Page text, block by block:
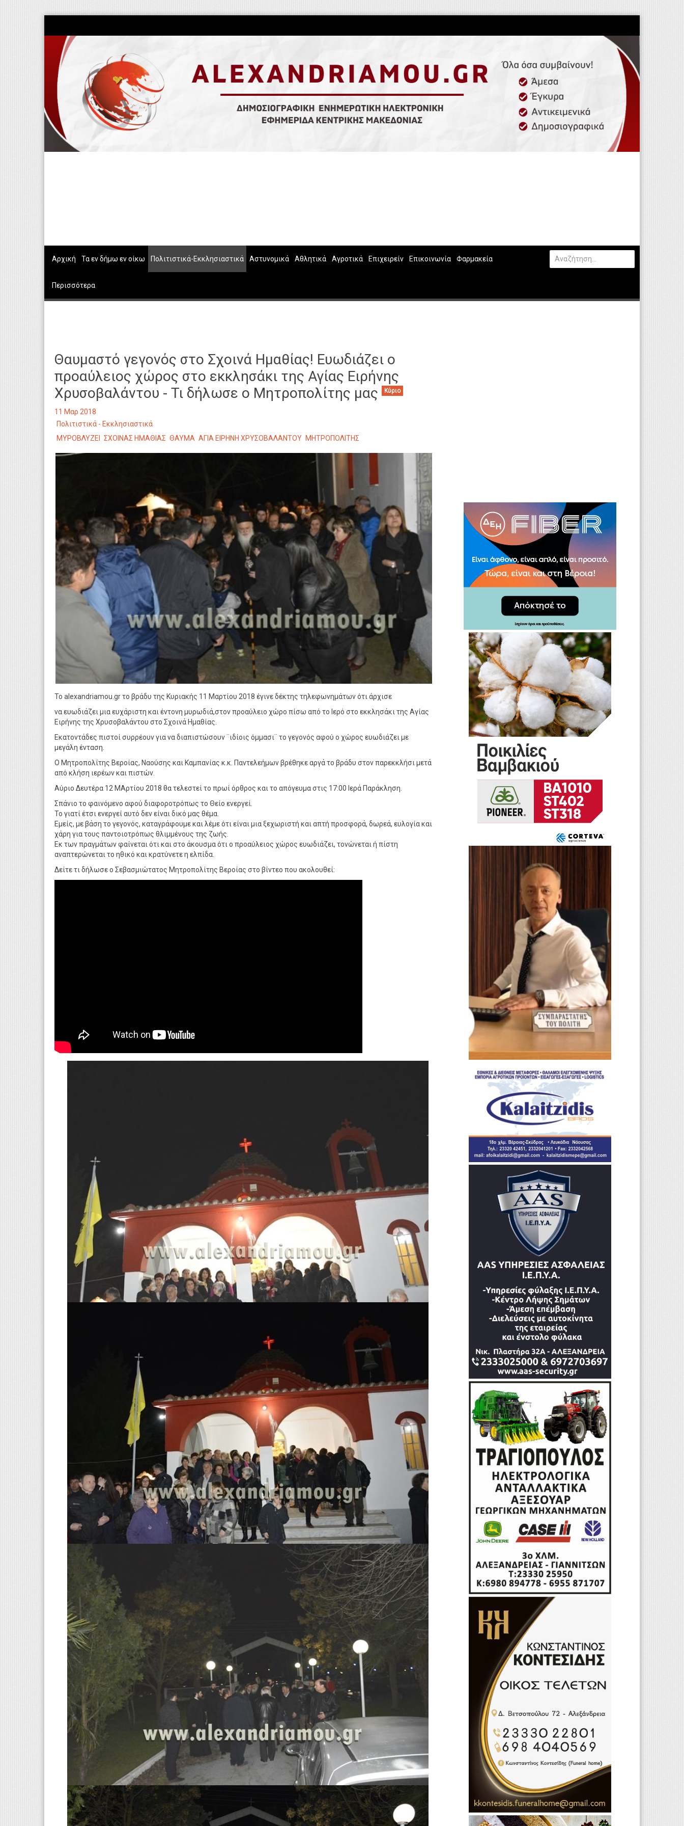
Αρχική Τα εν δήμω εν οίκω Πολιτιστικά-Εκκλησιαστικά Αστυνομικά Αθλητικά Αγροτικά Επιχειρείν Επικοινωνία Φαρμακεία
Περισσότερα
Θαυμαστό γεγονός στο Σχοινά Ημαθίας! Ευωδιάζει ο
προαύλειος χώρος στο εκκλησάκι της Αγίας Ειρήνης
Χρυσοβαλάντου - Τι δήλωσε ο Μητροπολίτης μας
Κύριο
11 Μαρ 2018
Πολιτιστικά - Εκκλησιαστικά
ΜΥΡΟΒΛΥΖΕΙ ΣΧΟΙΝΑΣ ΗΜΑΘΙΑΣ ΘΑΥΜΑ ΑΓΙΑ ΕΙΡΗΝΗ ΧΡΥΣΟΒΑΛΑΝΤΟΥ ΜΗΤΡΟΠΟΛΙΤΗΣ
Το alexandriamou.gr το βράδυ της Κυριακής 11 Μαρτίου 2018 έγινε δέκτης τηλεφωνημάτων ότι άρχισε
να ευωδιάζει μια ευχάριστη και έντονη μυρωδιά,στον προαύλειο χώρο πίσω από το Ιερό στο εκκλησάκι της Αγίας
Ειρήνης της Χρυσοβαλάντου στο Σχοινά Ημαθίας.
Εκατοντάδες πιστοί συρρέουν για να διαπιστώσουν ¨ιδίοις όμμασι¨ το γεγονός αφού ο χώρος ευωδιάζει με
μεγάλη ένταση.
Ο Μητροπολίτης Βεροίας, Ναούσης και Καμπανίας κ.κ. Παντελεήμων βρέθηκε αργά το βράδυ στον παρεκκλήσι μετά
από κλήση ιερέων και πιστών.
Αύριο Δευτέρα 12 ΜΑρτίου 2018 θα τελεστεί το πρωί όρθρος και το απόγευμα στις 17:00 Ιερά Παράκληση.
Σπάνιο το φαινόμενο αφού διαφοροτρόπως το Θείο ενεργεί.
Το γιατί έτσι ενεργεί αυτό δεν είναι δικό μας θέμα.
Εμείς, με βάση το γεγονός, καταγράφουμε και λέμε ότι είναι μια ξεχωριστή και απτή προσφορά, δωρεά, ευλογία και
χάρη για τους παντοιοτρόπως θλιμμένους της ζωής.
Εκ των πραγμάτων φαίνεται ότι και στο άκουσμα ότι ο προαύλειος χώρος ευωδιάζει, τονώνεται ή πίστη
αναπτερώνεται το ηθικό και κρατύνετε η ελπίδα.
Δείτε τι δήλωσε ο Σεβασμιώτατος Μητροπολίτης Βεροίας στο βίντεο που ακολουθεί: